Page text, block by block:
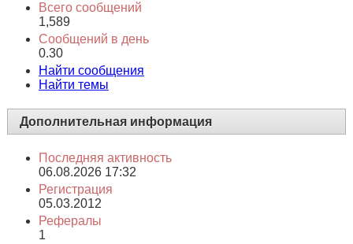
Всего сообщений
1,589
Сообщений в день
0.30
Найти сообщения
Найти темы
Дополнительная информация
Последняя активность
06.08.2026 17:32
Регистрация
05.03.2012
Рефералы
1